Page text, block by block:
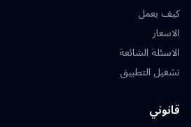
كيف يعمل
الاسعار
الاسئلة الشائعة
تشغيل التطبيق
قانوني